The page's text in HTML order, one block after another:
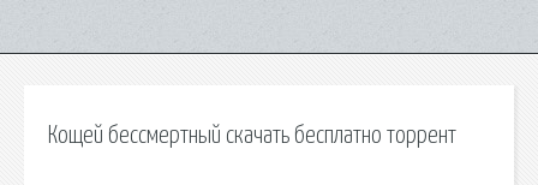
Кощей бессмертный скачать бесплатно торрент